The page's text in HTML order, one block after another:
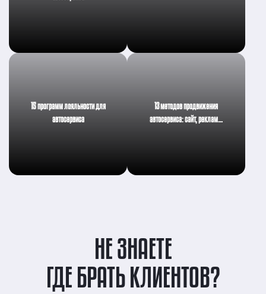
15 программ лояльности для
автосервиса
13 методов продвижения
автосервиса: сайт, реклам…
ГДЕ БРАТЬ КЛИЕНТОВ?
НЕ ЗНАЕТЕ